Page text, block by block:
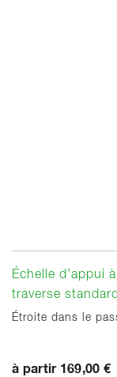
Échelle d’appui
traverse
Étroite dans le
à partir 169,00 €